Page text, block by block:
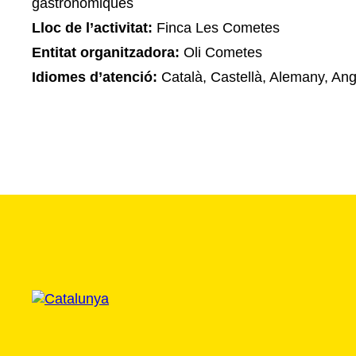
gastronòmiques
Lloc de l’activitat: Finca Les Cometes
Entitat organitzadora: Oli Cometes
Idiomes d’atenció: Català, Castellà, Alemany,